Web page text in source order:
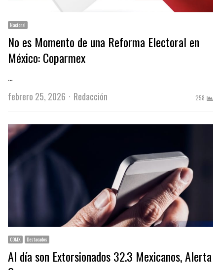
Nacional
No es Momento de una Reforma Electoral en
México: Coparmex
…
febrero 25, 2026
Author
Redacción 258
CDMX Destacados
Al día son Extorsionados 32.3 Mexicanos, Alerta